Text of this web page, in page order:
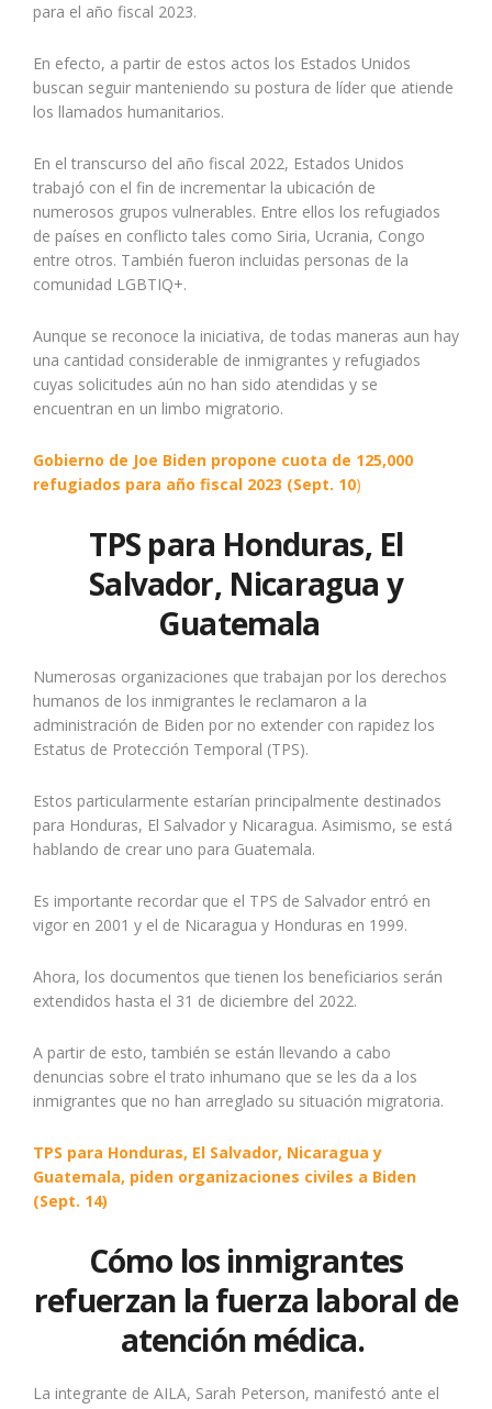
para el año fiscal 2023.
En efecto, a partir de estos actos los Estados Unidos
buscan seguir manteniendo su postura de líder que atiende
los llamados humanitarios.
En el transcurso del año fiscal 2022, Estados Unidos
trabajó con el fin de incrementar la ubicación de
numerosos grupos vulnerables. Entre ellos los refugiados
de países en conflicto tales como Siria, Ucrania, Congo
entre otros. También fueron incluidas personas de la
comunidad LGBTIQ+.
Aunque se reconoce la iniciativa, de todas maneras aun hay
una cantidad considerable de inmigrantes y refugiados
cuyas solicitudes aún no han sido atendidas y se
encuentran en un limbo migratorio.
Gobierno de Joe Biden propone cuota de 125,000
refugiados para año fiscal 2023 (Sept. 10)
TPS para Honduras, El
Salvador, Nicaragua y
Guatemala
Numerosas organizaciones que trabajan por los derechos
humanos de los inmigrantes le reclamaron a la
administración de Biden por no extender con rapidez los
Estatus de Protección Temporal (TPS).
Estos particularmente estarían principalmente destinados
para Honduras, El Salvador y Nicaragua. Asimismo, se está
hablando de crear uno para Guatemala.
Es importante recordar que el TPS de Salvador entró en
vigor en 2001 y el de Nicaragua y Honduras en 1999.
Ahora, los documentos que tienen los beneficiarios serán
extendidos hasta el 31 de diciembre del 2022.
A partir de esto, también se están llevando a cabo
denuncias sobre el trato inhumano que se les da a los
inmigrantes que no han arreglado su situación migratoria.
TPS para Honduras, El Salvador, Nicaragua y
Guatemala, piden organizaciones civiles a Biden
(Sept. 14)
Cómo los inmigrantes
refuerzan la fuerza laboral de
atención médica.
La integrante de AILA, Sarah Peterson, manifestó ante el